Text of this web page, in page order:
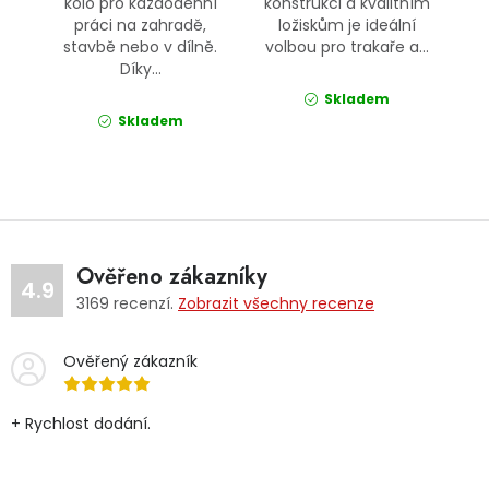
práci na zahradě,
stavbě nebo v dílně.
Díky...
Skladem
ložiskům je ideální
volbou pro trakaře a...
Skladem
4.9 Ověřeno zákazníky
3169 recenzí. Zobrazit všechny recenze
Ověřený zákazník
+ Rychlost dodání.